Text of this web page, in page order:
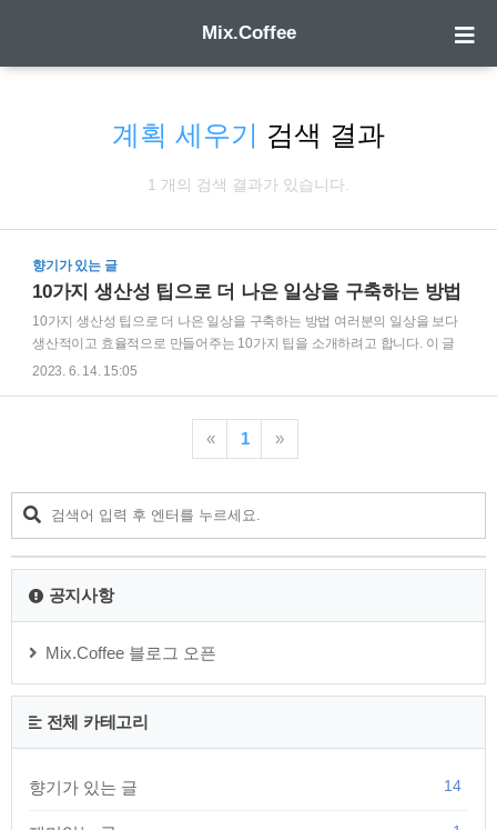
Mix.Coffee
계획 세우기 검색 결과
1 개의 검색 결과가 있습니다.
향기가 있는 글
10가지 생산성 팁으로 더 나은 일상을 구축하는 방법
10가지 생산성 팁으로 더 나은 일상을 구축하는 방법 여러분의 일상을 보다
생산적이고 효율적으로 만들어주는 10가지 팁을 소개하려고 합니다. 이 글
을 통해 여러분은 시간을 절약하고 목표를 달성하는데 도움을 받을 수 있을
배분해보세요. 2. 우선순위 정하기 중요한 일과 긴급한 일에 초점을 맞춰 우
선순위를 정하고, 다른 작업에 집중하기 전에 우선 처리해야 할 일을 끝내보
시간 관리 시간을 효율적으로 활용하기..
2023. 6. 14. 15:05
« 1 »
공지사항
Mix.Coffee 블로그 오픈
전체 카테고리
향기가 있는 글 14